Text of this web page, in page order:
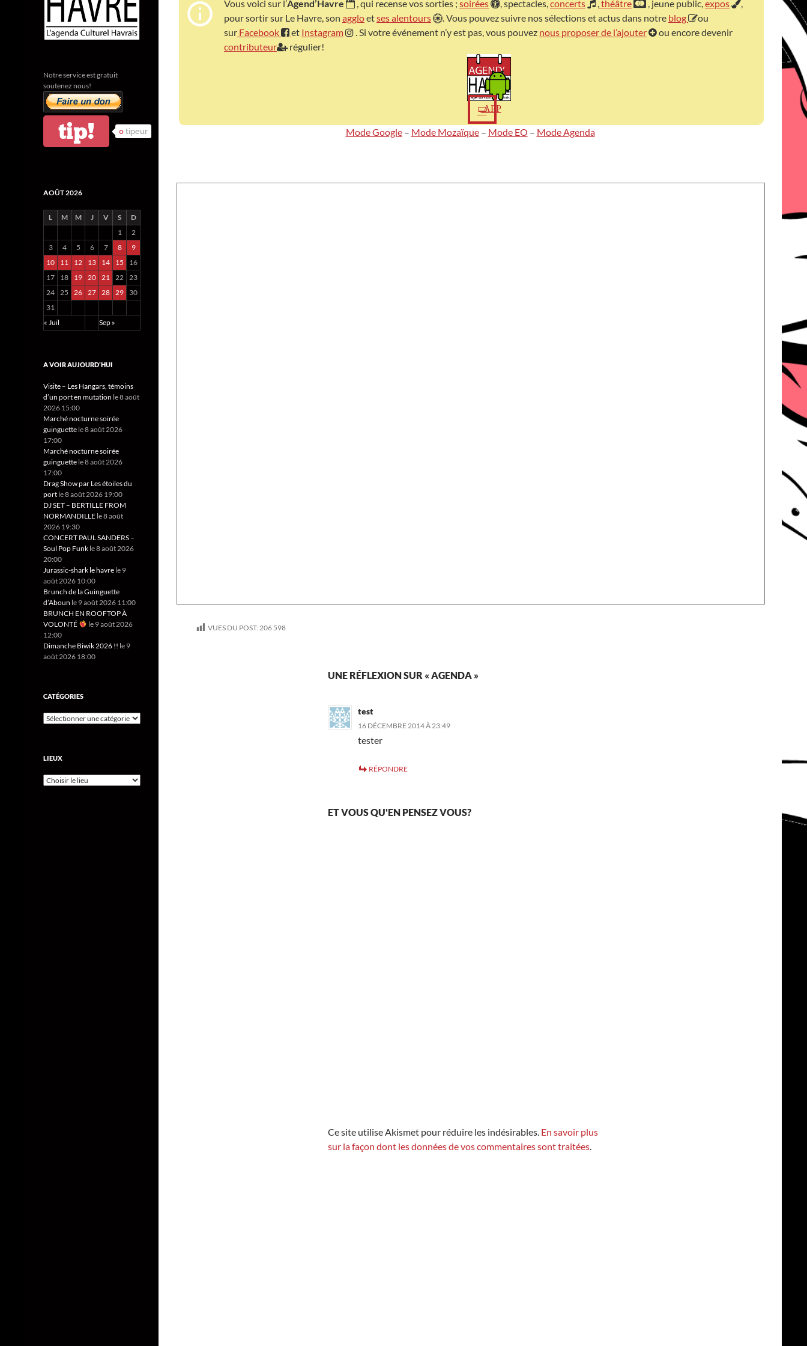
Vous voici sur l’Agend’Havre , qui recense vos sorties ; soirées , spectacles,concerts ,théâtre , jeune public,expos
,
pour sortir sur Le Havre, son aggloetses alentours . Vous pouvez suivre nos sélections et actus dans notre blog
ou
sur Facebook et Instagram . Si votre événement n’y est pas, vous pouvez nous proposer de l’ajouter
ou encore devenir
contributeur
régulier!
APP
Mode Google– Mode Mozaïque– Mode EO – Mode Agenda
VUES DU POST: 206 598
UNE RÉFLEXION SUR « AGENDA »
test
16 DÉCEMBRE 2014 À 23:49
tester
RÉPONDRE
ET VOUS QU'EN PENSEZ VOUS?
Ce site utilise Akismet pour réduire les indésirables. En savoir plus
sur la façon dont les données de vos commentaires sont traitées.
Notre service est gratuit
soutenez nous!
tip! 0 tipeur
AOÛT 2026
L M M J V S
D
1
2
3
4 5 6 7 8
9
10
11 12 13 14 15
16
17
18 19 20 21 22 23
24 25 26 27 28 29
30
31
« Juil
Sep »
A VOIR AUJOURD’HUI
Visite – Les Hangars, témoins
d’un port en mutation le 8 août
2026 15:00
Marché nocturne soirée
guinguette le 8 août 2026
17:00
Marché nocturne soirée
guinguette le 8 août 2026
17:00
Drag Show par Les étoiles du
port le 8 août 2026 19:00
DJ SET – BERTILLE FROM
NORMANDILLE le 8 août
2026 19:30
CONCERT PAUL SANDERS –
Soul Pop Funk le 8 août 2026
20:00
Jurassic-shark le havre le 9
août 2026 10:00
Brunch de la Guinguette
d’Aboun le 9 août 2026 11:00
BRUNCH EN ROOFTOP À
VOLONTÉ
le 9 août 2026
12:00
Dimanche Biwik 2026 !! le 9
août 2026 18:00
CATÉGORIES
LIEUX